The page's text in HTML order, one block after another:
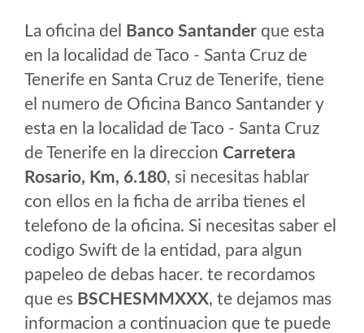
La oficina del Banco Santander que esta
en la localidad de Taco - Santa Cruz de
Tenerife en Santa Cruz de Tenerife, tiene
el numero de Oficina Banco Santander y
esta en la localidad de Taco - Santa Cruz
de Tenerife en la direccion Carretera
Rosario, Km, 6.180, si necesitas hablar
con ellos en la ficha de arriba tienes el
telefono de la oficina. Si necesitas saber el
codigo Swift de la entidad, para algun
papeleo de debas hacer. te recordamos
que es BSCHESMMXXX, te dejamos mas
informacion a continuacion que te puede